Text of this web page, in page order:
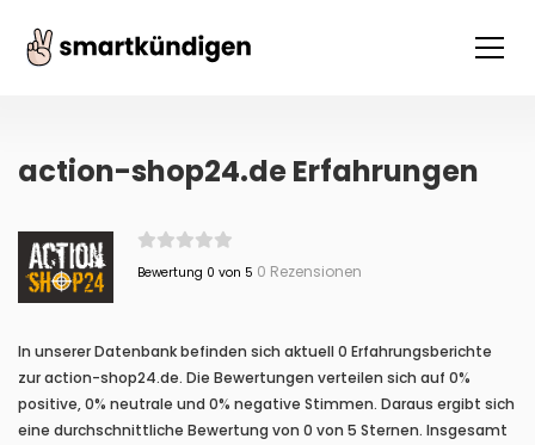
action-shop24.de Erfahrungen
Bewertung 0 von 5 0 Rezensionen
In unserer Datenbank befinden sich aktuell 0 Erfahrungsberichte
zur action-shop24.de. Die Bewertungen verteilen sich auf 0%
positive, 0% neutrale und 0% negative Stimmen. Daraus ergibt sich
eine durchschnittliche Bewertung von 0 von 5 Sternen. Insgesamt